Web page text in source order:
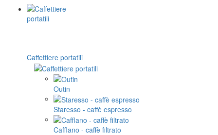
Caffettiere portatili
Outin
Staresso - caffè espresso
Cafflano - caffè filtrato